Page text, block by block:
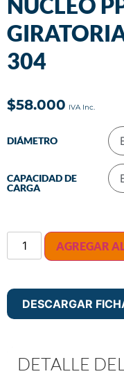
304
$58.000
DIÁMETRO
CAPACIDAD DE
CARGA
AGREGAR
DESCARGAR
DETALLE